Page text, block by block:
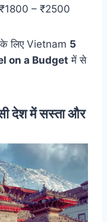
– ₹2500
लिए Vietnam 5
on a Budget में से
देश में सस्ता और